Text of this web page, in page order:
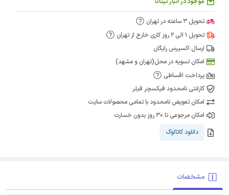
تحویل 3 ساعته در تهران
تحویل 1 الی 2 روز کاری خارج از تهران
ارسال اکسپرس رایگان
امکان تسویه در محل(تهران و مشهد)
پرداخت اقساطی
گارانتی نامحدود فیکسچر فیلر
امکان تعویض نامحدود با تمامی محصولات سایت
امکان مرجوعی تا 30 روز بدون خسارت
دانلود کاتالوگ
مشخصات